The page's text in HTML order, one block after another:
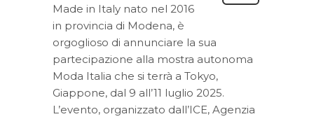
Made in Italy nato nel 2016
in provincia di Modena, è
orgoglioso di annunciare la sua
partecipazione alla mostra autonoma
Moda Italia che si terrà a Tokyo,
Giappone, dal 9 all’11 luglio 2025.
L’evento, organizzato dall’ICE, Agenzia